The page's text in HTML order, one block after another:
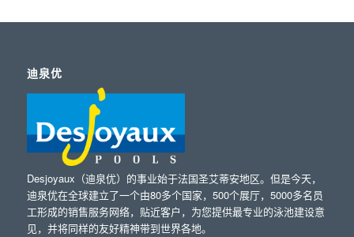
迪泉优
Desjoyaux（迪泉优）的事业始于法国圣艾蒂安地区。但是今天，
迪泉优在全球建立了一个由80多个国家，500个展厅，5000多名员
工形成的销售服务网络，贴近客户，为您提供最专业的泳池建设意
见，并将同样的友好精神带到世界各地。